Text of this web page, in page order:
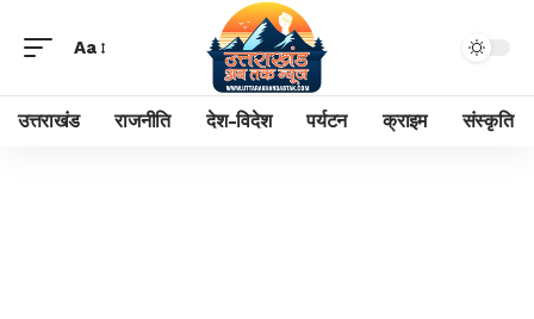
Aa
उत्तराखंड राजनीति देश-विदेश पर्यटन क्राइम संस्कृति